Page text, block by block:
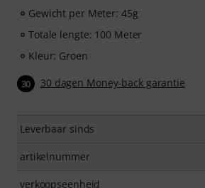
Gewicht per Meter: 45g
Totale lengte: 100 Meter
Kleur: Groen
30 30 dagen Money-back garantie
Leverbaar sinds
artikelnummer
verkoopseenheid